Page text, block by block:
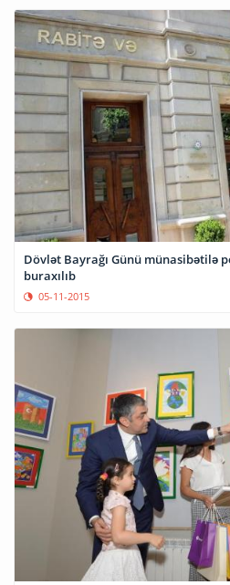
Dövlət Bayrağı Günü münasibətilə
buraxılıb
05-11-2015